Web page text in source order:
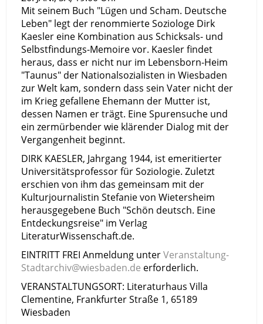
Mit seinem Buch "Lügen und Scham. Deutsche
Leben" legt der renommierte Soziologe Dirk
Kaesler eine Kombination aus Schicksals- und
Selbstfindungs-Memoire vor. Kaesler findet
heraus, dass er nicht nur im Lebensborn-Heim
"Taunus" der Nationalsozialisten in Wiesbaden
zur Welt kam, sondern dass sein Vater nicht der
im Krieg gefallene Ehemann der Mutter ist,
dessen Namen er trägt. Eine Spurensuche und
ein zermürbender wie klärender Dialog mit der
Vergangenheit beginnt.
DIRK KAESLER, Jahrgang 1944, ist emeritierter
Universitätsprofessor für Soziologie. Zuletzt
erschien von ihm das gemeinsam mit der
Kulturjournalistin Stefanie von Wietersheim
herausgegebene Buch "Schön deutsch. Eine
Entdeckungsreise" im Verlag
LiteraturWissenschaft.de.
EINTRITT FREI Anmeldung unterVeranstaltung-
Stadtarchiv@wiesbaden.de erforderlich.
VERANSTALTUNGSORT: Literaturhaus Villa
Clementine, Frankfurter Straße 1, 65189
Wiesbaden